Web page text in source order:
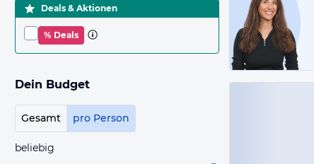
Deals & Aktionen
% Deals
Dein Budget
Gesamt pro Person
beliebig